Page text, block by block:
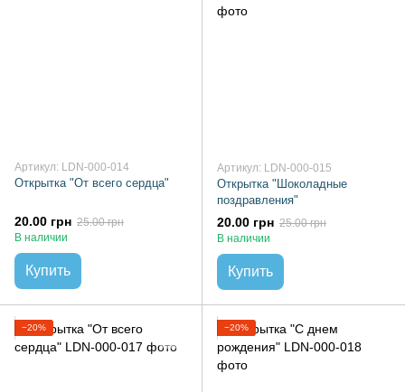
Артикул: LDN-000-014
Открытка "От всего сердца"
20.00 грн 25.00 грн
В наличии
Купить
Артикул: LDN-000-015
Открытка "Шоколадные
поздравления"
20.00 грн 25.00 грн
В наличии
Купить
−20% −20%